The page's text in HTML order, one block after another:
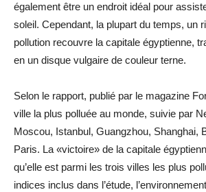
également être un endroit idéal pour
soleil. Cependant, la plupart du temps, un
pollution recouvre la capitale égyptienne,
en un disque vulgaire de couleur terne.
Selon le rapport, publié par le magazine
ville la plus polluée au monde, suivie par
Moscou, Istanbul, Guangzhou, Shanghai,
Paris. La «victoire» de la capitale
qu’elle est parmi les trois villes les plus
indices inclus dans l’étude,